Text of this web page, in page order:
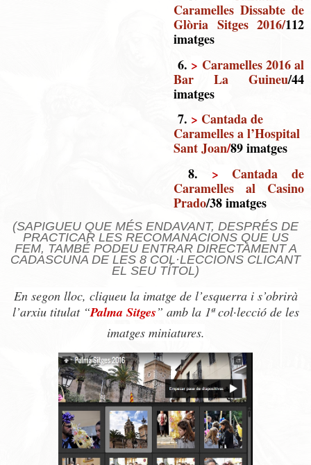
Caramelles Dissabte de
Glòria Sitges 2016/112
imatges
6. > Caramelles 2016 al
Bar La Guineu/44
imatges
7. > Cantada de
Caramelles a l’Hospital
Sant Joan/89 imatges
8. >
Cantada de
Caramelles al Casino
Prado/38 imatges
(SAPIGUEU QUE MÉS ENDAVANT, DESPRÉS DE
PRACTICAR LES RECOMANACIONS QUE US
FEM, TAMBÉ PODEU ENTRAR DIRECTAMENT A
CADASCUNA DE LES 8 COL·LECCIONS CLICANT
EL SEU TÍTOL)
En segon lloc, cliqueu la imatge de l’esquerra i s’obrirà
l’arxiu titulat “Palma Sitges” amb la 1ª col·lecció de les
imatges miniatures.